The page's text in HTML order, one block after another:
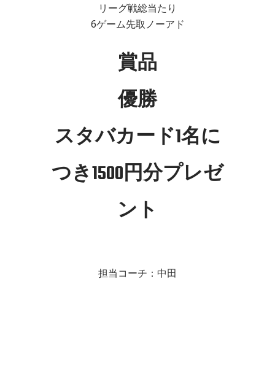
リーグ戦総当たり
6ゲーム先取ノーアド
賞品
優勝
スタバカード1名に
つき1500円分プレゼ
ント
担当コーチ：中田